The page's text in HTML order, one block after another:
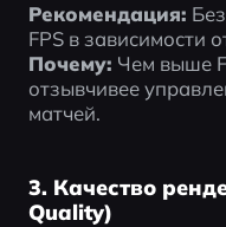
Рекомендация:
FPS в зависимости
Почему: Чем выше
отзывчивее
матчей.
3. Качество
Quality)